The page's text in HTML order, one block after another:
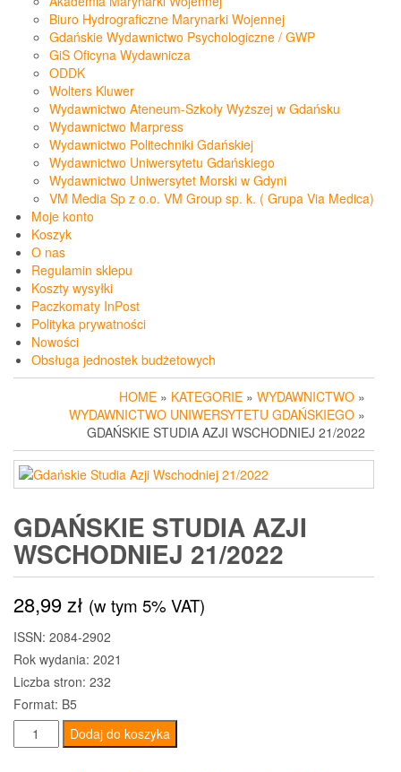
Biuro Hydrograficzne Marynarki Wojennej
Gdańskie Wydawnictwo Psychologiczne / GWP
GiS Oficyna Wydawnicza
ODDK
Wolters Kluwer
Wydawnictwo Ateneum-Szkoły Wyższej w Gdańsku
Wydawnictwo Marpress
Wydawnictwo Politechniki Gdańskiej
Wydawnictwo Uniwersytetu Gdańskiego
Wydawnictwo Uniwersytet Morski w Gdyni
VM Media Sp z o.o. VM Group sp. k. ( Grupa Via Medica)
Moje konto
Koszyk
O nas
Regulamin sklepu
Koszty wysyłki
Paczkomaty InPost
Polityka prywatności
Nowości
Obsługa jednostek budżetowych
HOME » KATEGORIE » WYDAWNICTWO »
WYDAWNICTWO UNIWERSYTETU GDAŃSKIEGO »
GDAŃSKIE STUDIA AZJI WSCHODNIEJ 21/2022
GDAŃSKIE STUDIA AZJI
WSCHODNIEJ 21/2022
28,99zł (w tym 5% VAT)
ISSN: 2084-2902
Rok wydania: 2021
Liczba stron: 232
Format: B5
ilość
Gdańskie
Dodaj do koszyka